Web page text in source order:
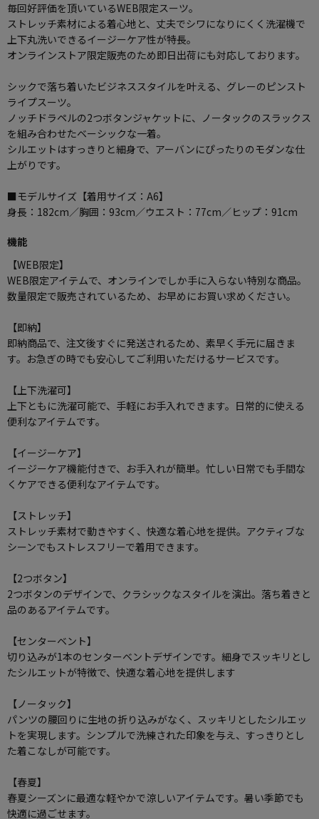
毎回好評価を頂いているWEB限定スーツ。
ストレッチ素材による着心地と、丈夫でシワになりにくく洗濯機で
上下丸洗いできるイージーケア性が特長。
オンラインストア限定販売のため即日出荷にも対応しております。
シックで落ち着いたビジネススタイルを叶える、グレーのピンスト
ライプスーツ。
ノッチドラペルの2つボタンジャケットに、ノータックのスラックス
を組み合わせたベーシックな一着。
シルエットはすっきりと細身で、アーバンにぴったりのモダンな仕
上がりです。
■モデルサイズ【着用サイズ：A6】
身長：182cm／胸囲：93cm／ウエスト：77cm／ヒップ：91cm
機能
【WEB限定】
WEB限定アイテムで、オンラインでしか手に入らない特別な商品。
数量限定で販売されているため、お早めにお買い求めください。
【即納】
即納商品で、注文後すぐに発送されるため、素早く手元に届きま
す。お急ぎの時でも安心してご利用いただけるサービスです。
【上下洗濯可】
上下ともに洗濯可能で、手軽にお手入れできます。日常的に使える
便利なアイテムです。
【イージーケア】
イージーケア機能付きで、お手入れが簡単。忙しい日常でも手間な
くケアできる便利なアイテムです。
【ストレッチ】
ストレッチ素材で動きやすく、快適な着心地を提供。アクティブな
シーンでもストレスフリーで着用できます。
【2つボタン】
2つボタンのデザインで、クラシックなスタイルを演出。落ち着きと
品のあるアイテムです。
【センターベント】
切り込みが1本のセンターベントデザインです。細身でスッキリとし
たシルエットが特徴で、快適な着心地を提供します
【ノータック】
パンツの腰回りに生地の折り込みがなく、スッキリとしたシルエッ
トを実現します。シンプルで洗練された印象を与え、すっきりとし
た着こなしが可能です。
【春夏】
春夏シーズンに最適な軽やかで涼しいアイテムです。暑い季節でも
快適に過ごせます。